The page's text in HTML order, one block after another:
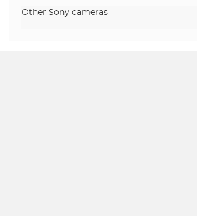
Other Sony cameras